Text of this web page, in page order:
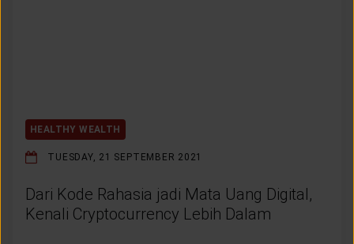
HEALTHY WEALTH
TUESDAY, 21 SEPTEMBER 2021
Dari Kode Rahasia jadi Mata Uang Digital,
Kenali Cryptocurrency Lebih Dalam